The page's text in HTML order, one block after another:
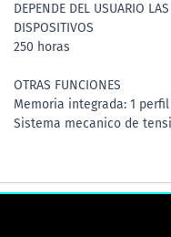
DEPENDE DEL USUARIO
DISPOSITIVOS
250 horas
OTRAS FUNCIONES
Memoria integrada: 1 perfil
Sistema mecanico de